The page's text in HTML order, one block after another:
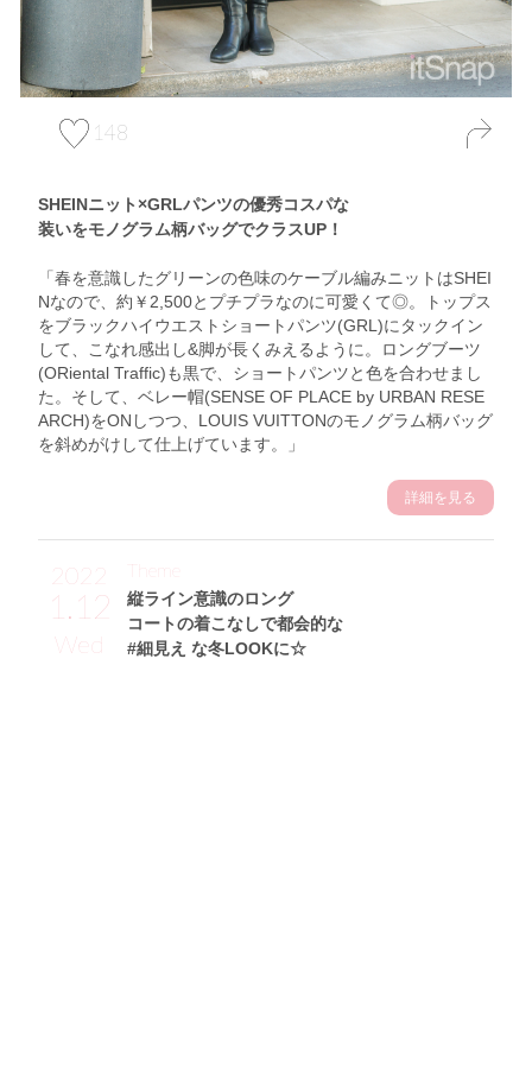
148
SHEINニット×GRLパンツの優秀コスパな
装いをモノグラム柄バッグでクラスUP！
「春を意識したグリーンの色味のケーブル編みニットはSHEI
Nなので、約￥2,500とプチプラなのに可愛くて◎。トップス
をブラックハイウエストショートパンツ(GRL)にタックイン
して、こなれ感出し&脚が長くみえるように。ロングブーツ
(ORiental Traffic)も黒で、ショートパンツと色を合わせまし
た。そして、ベレー帽(SENSE OF PLACE by URBAN RESE
ARCH)をONしつつ、LOUIS VUITTONのモノグラム柄バッグ
を斜めがけして仕上げています。」
詳細を見る
1.12
Wed
縦ライン意識のロング
コートの着こなしで都会的な
#細見え な冬LOOKに☆
Theme